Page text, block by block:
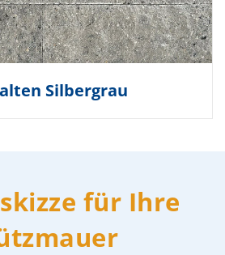
Silbergrau
für Ihre